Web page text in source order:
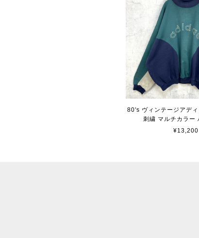
80's ヴィンテージアディ
刺繍 マルチカラー
¥13,200